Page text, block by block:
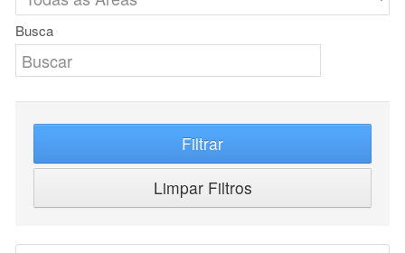
Busca
Filtrar
Limpar Filtros